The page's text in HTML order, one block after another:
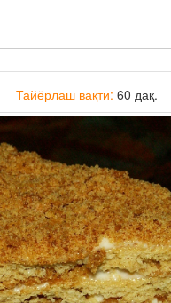
Тайёрлаш вақти: 60 дақ.